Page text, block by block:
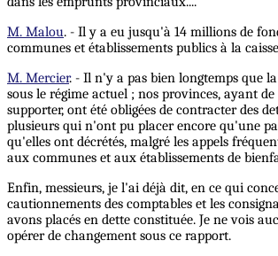
M. Malou. - Il y a eu jusqu'à 14 millions de
communes et établissements publics à la
M. Mercier. - Il n'y a pas bien longtemps que
sous le régime actuel ; nos provinces, ayant de
supporter, ont été obligées de contracter des
plusieurs qui n'ont pu placer encore qu'une
qu'elles ont décrétés, malgré les appels
aux communes et aux établissements de
Enfin, messieurs, je l'ai déjà dit, en ce qui
cautionnements des comptables et les
avons placés en dette constituée. Je ne vois
opérer de changement sous ce rapport.